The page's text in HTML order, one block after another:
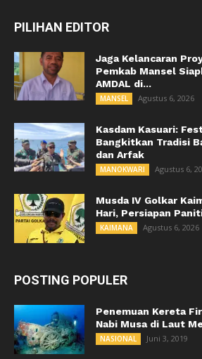
PILIHAN EDITOR
Jaga Kelancaran
Pemkab Mansel
AMDAL di...
MANSEL Agustus 6, 2026
Kasdam Kasuari:
Bangkitkan Tradisi
dan Arfak
MANOKWARI Agustus 6,
Musda IV Golkar
Hari, Persiapan
KAIMANA Agustus 6, 2026
POSTING POPULER
Penemuan Kereta
Nabi Musa di Laut
NASIONAL Juni 3, 2019